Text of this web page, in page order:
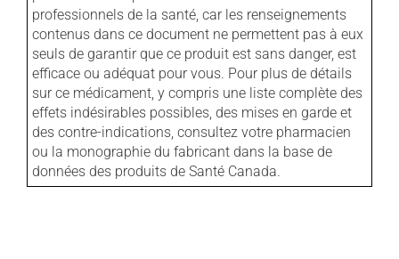
professionnels de la santé, car les renseignements
contenus dans ce document ne permettent pas à eux
seuls de garantir que ce produit est sans danger, est
efficace ou adéquat pour vous. Pour plus de détails
sur ce médicament, y compris une liste complète des
effets indésirables possibles, des mises en garde et
des contre-indications, consultez votre pharmacien
ou la monographie du fabricant dans la base de
données des produits de Santé Canada.